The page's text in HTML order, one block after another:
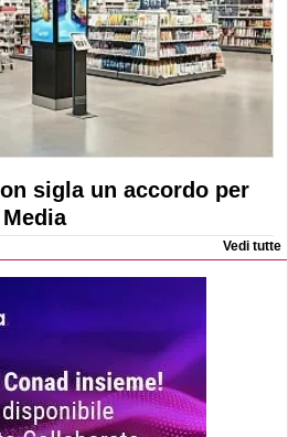
sigla un accordo per
Vedi tutte